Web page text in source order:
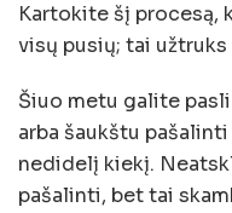
Kartokite šį procesą,
visų pusių; tai
Šiuo metu galite
arba šaukštu
nedidelį kiekį.
pašalinti, bet tai